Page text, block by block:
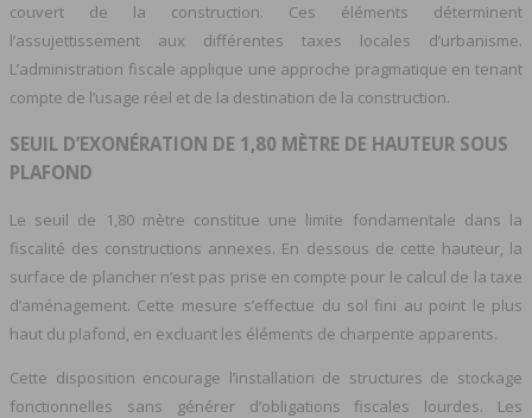
couvert de la construction. Ces éléments déterminent
l’assujettissement aux différentes taxes locales d’urbanisme.
L’administration fiscale applique une approche pragmatique en tenant
compte de l’usage réel et de la destination de la construction.
SEUIL D’EXONÉRATION DE 1,80 MÈTRE DE HAUTEUR SOUS
PLAFOND
Le seuil de 1,80 mètre constitue une limite fondamentale dans la
fiscalité des constructions annexes. En dessous de cette hauteur, la
surface de plancher n’est pas prise en compte pour le calcul de la taxe
d’aménagement. Cette mesure s’effectue du sol fini au point le plus
haut du plafond, en excluant les éléments de charpente apparents.
Cette disposition encourage l’installation de structures de stockage
fonctionnelles sans générer d’obligations fiscales lourdes. Les